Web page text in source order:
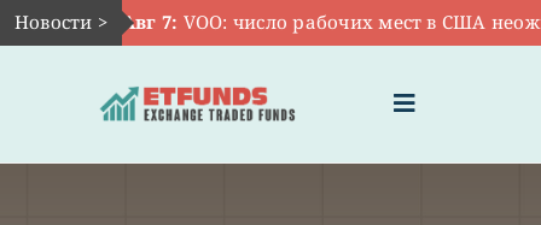
Skip
to
Новости >Авг 7: VOO: число рабочих мест в США
Toggle
Navigation